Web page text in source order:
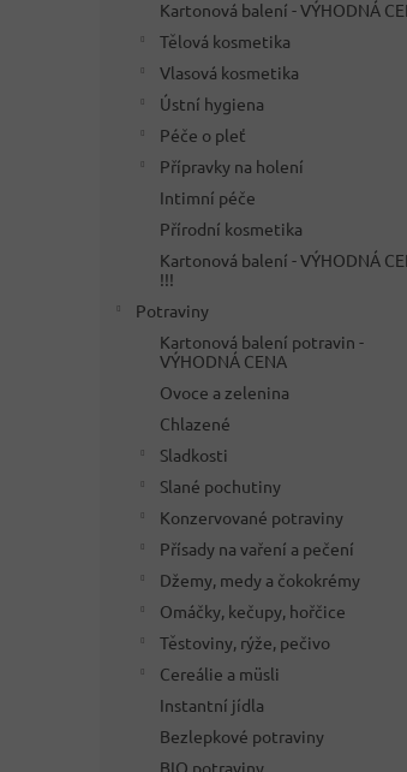
Kartonová balení - VÝHODNÁ
Tělová kosmetika
Vlasová kosmetika
Ústní hygiena
Péče o pleť
Přípravky na holení
Intimní péče
Přírodní kosmetika
Kartonová balení - VÝHODNÁ
!!!
Potraviny
Kartonová balení potravin -
VÝHODNÁ CENA
Ovoce a zelenina
Chlazené
Sladkosti
Slané pochutiny
Konzervované potraviny
Přísady na vaření a pečení
Džemy, medy a čokokrémy
Omáčky, kečupy, hořčice
Těstoviny, rýže, pečivo
Cereálie a müsli
Instantní jídla
Bezlepkové potraviny
BIO potraviny